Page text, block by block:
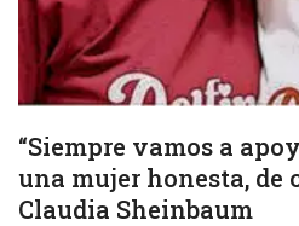
“Siempre vamos a
una mujer honesta, de
Claudia Sheinbaum